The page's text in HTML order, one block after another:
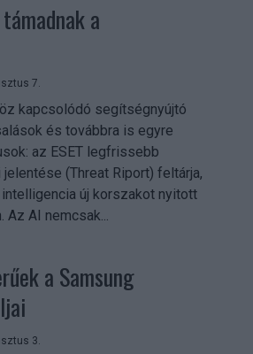
a
7.
kapcsolódó segítségnyújtó
és továbbra is egyre
az ESET legfrissebb
(Threat Riport) feltárja,
új korszakot nyitott
Az AI nemcsak...
a Samsung
3.